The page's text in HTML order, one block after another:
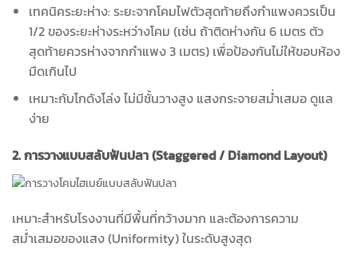
เทคนิคระยะห่าง: ระยะจากโคมไฟตัวสุดท้ายถึงกำแพงควรเป็น
1/2 ของระยะห่างระหว่างโคม (เช่น ถ้าติดห่างกัน 6 เมตร ตัว
สุดท้ายควรห่างจากกำแพง 3 เมตร) เพื่อป้องกันไม่ให้ขอบห้อง
มืดเกินไป
เหมาะกับโกดังโล่ง ไม่มีชั้นวางสูง แสงกระจายสม่ำเสมอ ดูแล
ง่าย
2. การวางแบบสลับฟันปลา (Staggered / Diamond Layout)
เหมาะสำหรับโรงงานที่มีพื้นที่กว้างมาก และต้องการความ
สม่ำเสมอของแสง (Uniformity) ในระดับสูงสุด